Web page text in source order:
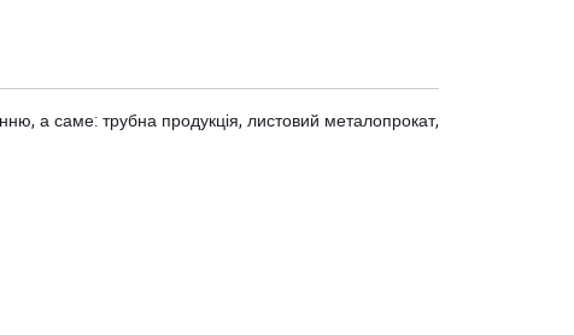
а саме: трубна продукція, листовий металопрокат,